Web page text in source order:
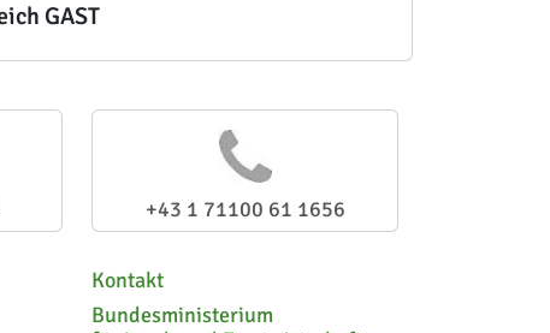
GAST
+43 1 71100 61 1656
Kontakt
Bundesministerium